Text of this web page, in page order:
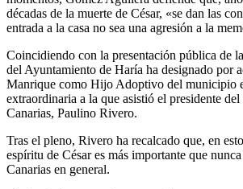
décadas de la muerte de César, «se dan las
entrada a la casa no sea una agresión a la
Coincidiendo con la presentación pública de
del Ayuntamiento de Haría ha designado por
Manrique como Hijo Adoptivo del municipio
extraordinaria a la que asistió el presidente
Canarias, Paulino Rivero.
Tras el pleno, Rivero ha recalcado que, en
espíritu de César es más importante que
Canarias en general.